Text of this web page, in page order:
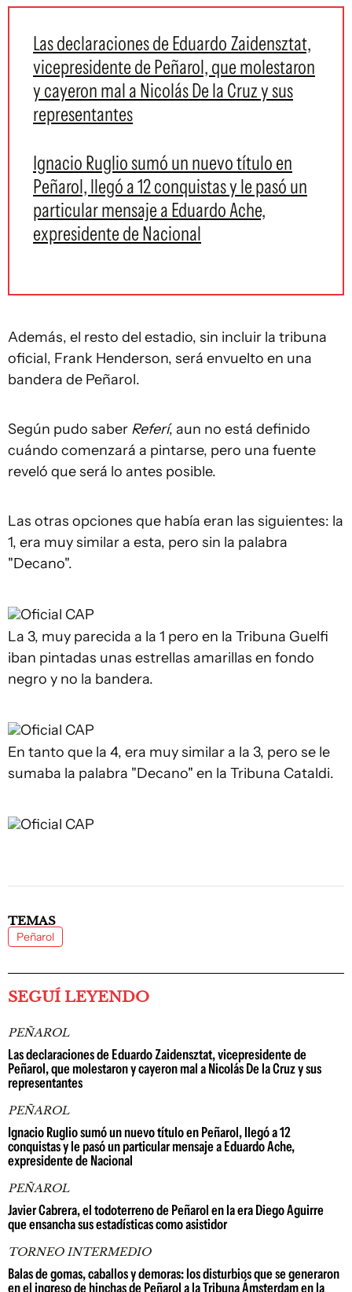
Las declaraciones de Eduardo Zaidensztat,
vicepresidente de Peñarol, que molestaron
y cayeron mal a Nicolás De la Cruz y sus
representantes
Ignacio Ruglio sumó un nuevo título en
Peñarol, llegó a 12 conquistas y le pasó un
particular mensaje a Eduardo Ache,
expresidente de Nacional
Además, el resto del estadio, sin incluir la tribuna
oficial, Frank Henderson, será envuelto en una
bandera de Peñarol.
Según pudo saber Referí, aun no está definido
cuándo comenzará a pintarse, pero una fuente
reveló que será lo antes posible.
Las otras opciones que había eran las siguientes: la
1, era muy similar a esta, pero sin la palabra
"Decano".
Oficial CAP
La 3, muy parecida a la 1 pero en la Tribuna Guelfi
iban pintadas unas estrellas amarillas en fondo
negro y no la bandera.
Oficial CAP
En tanto que la 4, era muy similar a la 3, pero se le
sumaba la palabra "Decano" en la Tribuna Cataldi.
Oficial CAP
TEMAS
Peñarol
SEGUÍ LEYENDO
PEÑAROL
Las declaraciones de Eduardo Zaidensztat, vicepresidente de
Peñarol, que molestaron y cayeron mal a Nicolás De la Cruz y sus
representantes
PEÑAROL
Ignacio Ruglio sumó un nuevo título en Peñarol, llegó a 12
conquistas y le pasó un particular mensaje a Eduardo Ache,
expresidente de Nacional
PEÑAROL
Javier Cabrera, el todoterreno de Peñarol en la era Diego Aguirre
que ensancha sus estadísticas como asistidor
TORNEO INTERMEDIO
Balas de gomas, caballos y demoras: los disturbios que se generaron
en el ingreso de hinchas de Peñarol a la Tribuna Ámsterdam en la